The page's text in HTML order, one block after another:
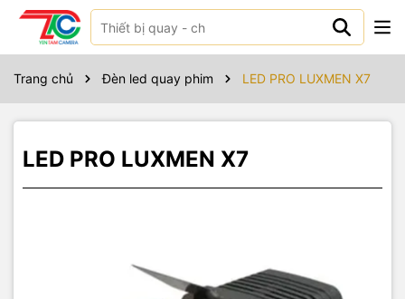
Trang chủ Đèn led quay phim LED PRO LUXMEN X7
LED PRO LUXMEN X7
Sản phẩm bao gồm